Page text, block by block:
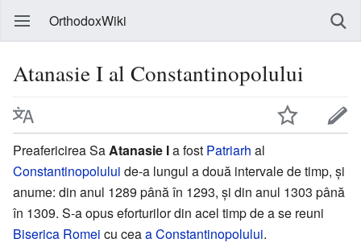
OrthodoxWiki
Atanasie I al Constantinopolului
Preafericirea Sa Atanasie Ia fost Patriarh al
Constantinopolului de-a lungul a două intervale de timp, și
anume: din anul 1289 până în 1293, și din anul 1303 până
în 1309. S-a opus eforturilor din acel timp de a se reuni
Biserica Romei cu ceaa Constantinopolului.